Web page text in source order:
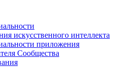
искусственного интеллекта
приложения
Сообщества